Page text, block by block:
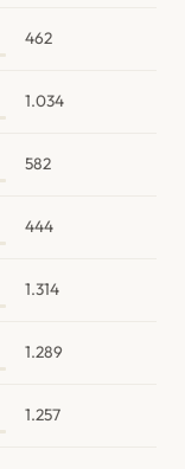
462
1.034
582
444
1.314
1.289
1.257